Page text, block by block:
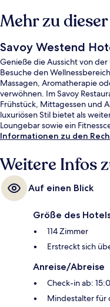
Mehr zu
Savoy Westend
Genieße die Aussicht von
Besuche den
Massagen, Aromatherapie
verwöhnen. Im Savoy
Frühstück, Mittagessen und
luxuriösen Stil bietet als
Loungebar sowie ein
Informationen zu den
Weitere Infos
Auf einen Blick
Größe des
114 Zimmer
Erstreckt sich
Anreise/Abreise
Check-in ab:
Mindestalter für